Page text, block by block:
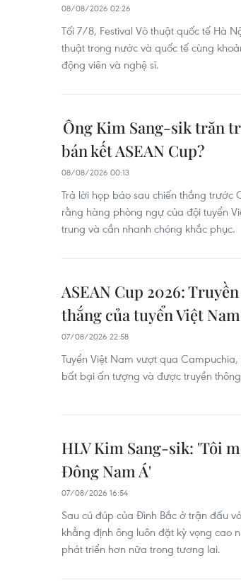
08/08/2026 02:26
Tối 7/8, Festival Võ thuật quốc tế Hà
thuật trong nước và quốc tế cùng
động viên và nghệ sĩ.
Ông Kim Sang-sik trăn
bán kết ASEAN Cup?
08/08/2026 00:13
Trả lời họp báo sau chiến thắng trước
rằng hàng phòng ngự của đội tuyển
trung và cần nhanh chóng khắc phục.
ASEAN Cup 2026:
thắng của tuyển Việt Nam
07/08/2026 22:58
Tuyển Việt Nam vượt qua
bất bại ấn tượng và được truyền
HLV Kim Sang-sik: 'Tôi
Đông Nam Á'
07/08/2026 16:54
Sau cú đúp của Đình Bắc ở trận đấu
khẳng định ông luôn đặt kỳ vọng cao
phát triển hơn nữa trong tương lai.